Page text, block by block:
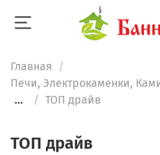
Главная
Печи, Электрокаменки,
...
ТОП драйв
ТОП драйв